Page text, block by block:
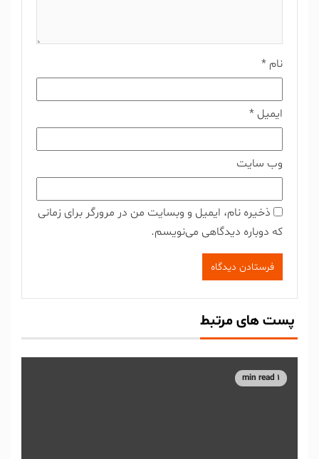
نام *
ایمیل *
وب‌ سایت
ذخیره نام، ایمیل و وبسایت من در مرورگر برای زمانی
که دوباره دیدگاهی می‌نویسم.
پست های مرتبط
1 min read